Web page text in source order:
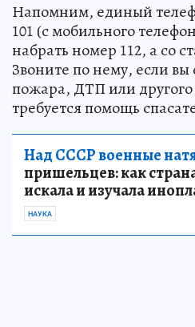
Напомним, единый
101 (с мобильного
набрать номер 112, а со
Звоните по нему, если вы
пожара, ДТП или
требуется помощь
Над СССР военные
пришельцев: как
искала и изучала
НАУКА